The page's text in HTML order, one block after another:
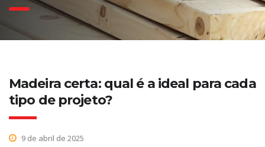
Madeira certa: qual é a ideal para cada
tipo de projeto?
9 de abril de 2025